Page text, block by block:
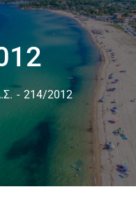
214/2012